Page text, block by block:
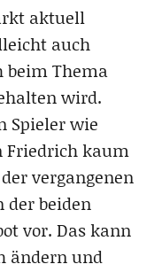
aktuell
auch
beim Thema
wird.
Spieler wie
Friedrich kaum
vergangenen
der beiden
vor. Das kann
ändern und